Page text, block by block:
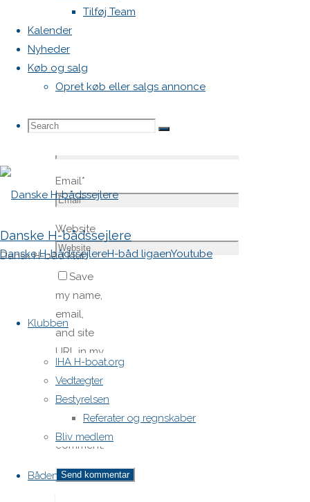
Tilføj Team
Kalender
Nyheder
Køb og salg
Opret køb eller salgs annonce
Search
Search
Search
Danske H-bådssejlere
Dansk H-båd klub
Danske H-bådssejlereH-båd ligaenYoutube
Klubben
IHA H-boat.org
Vedtægter
Bestyrelsen
Referater og regnskaber
Bliv medlem
Båden
Comment
Name
Email*
Website
Save
my name,
email,
and site
URL in my
browser
for next
time I
post a
comment.